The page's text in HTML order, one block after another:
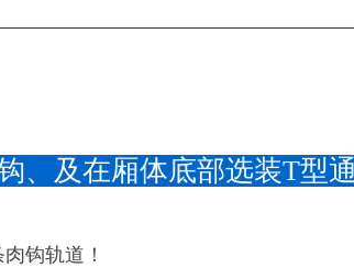
、及在厢体底部选装T型
钩轨道！